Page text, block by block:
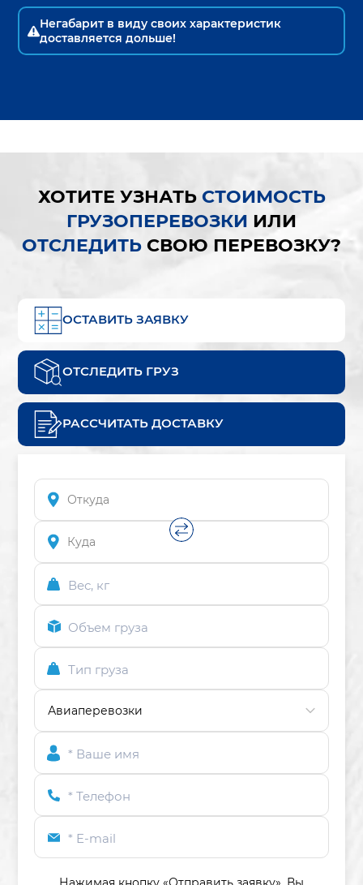
Негабарит в виду своих характеристик
доставляется дольше!
ХОТИТЕ УЗНАТЬ СТОИМОСТЬ
ГРУЗОПЕРЕВОЗКИ ИЛИ
ОТСЛЕДИТЬ СВОЮ ПЕРЕВОЗКУ?
ОСТАВИТЬ ЗАЯВКУ
ОТСЛЕДИТЬ ГРУЗ
РАССЧИТАТЬ ДОСТАВКУ
Вес, кг
Объем груза
Тип груза
* Ваше имя
* Телефон
* E-mail